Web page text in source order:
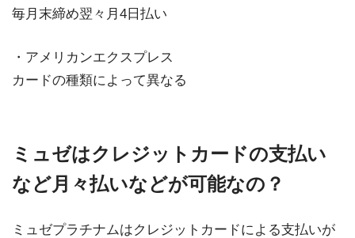
毎月末締め翌々月4日払い
・アメリカンエクスプレス
カードの種類によって異なる
ミュゼはクレジットカードの支払い
など月々払いなどが可能なの？
ミュゼプラチナムはクレジットカードによる支払いが